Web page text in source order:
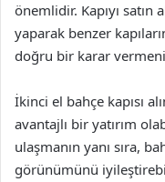
önemlidir. Kapıyı satın
yaparak benzer
doğru bir karar
İkinci el bahçe kapısı
avantajlı bir yatırım
ulaşmanın yanı sıra,
görünümünü